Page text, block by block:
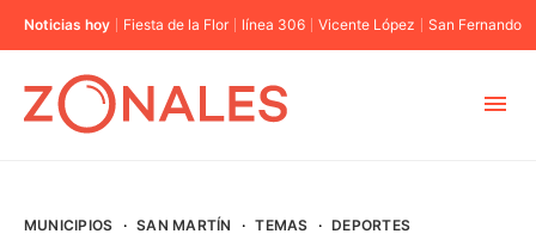
Noticias hoy Fiesta de la Flor línea 306 Vicente López San Fernando
MUNICIPIOS · SAN MARTÍN · TEMAS · DEPORTES